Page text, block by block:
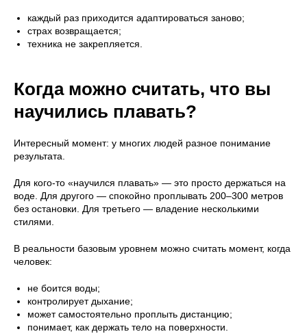
каждый раз приходится адаптироваться заново;
страх возвращается;
техника не закрепляется.
Когда можно считать, что вы
научились плавать?
Интересный момент: у многих людей разное понимание
результата.
Для кого-то «научился плавать» — это просто держаться на
воде. Для другого — спокойно проплывать 200–300 метров
без остановки. Для третьего — владение несколькими
стилями.
В реальности базовым уровнем можно считать момент, когда
человек:
не боится воды;
контролирует дыхание;
может самостоятельно проплыть дистанцию;
понимает, как держать тело на поверхности.